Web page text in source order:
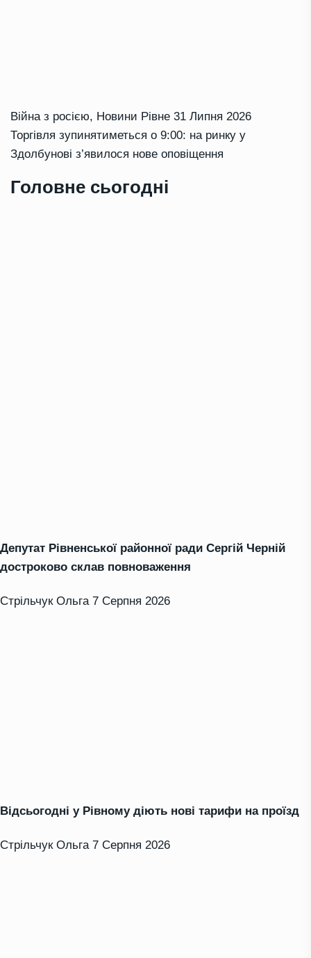
Війна з росією, Новини Рівне 31 Липня 2026
Торгівля зупинятиметься о 9:00: на ринку у
Здолбунові з’явилося нове оповіщення
Головне сьогодні
Депутат Рівненської районної ради Сергій Черній
достроково склав повноваження
Стрільчук Ольга 7 Серпня 2026
Відсьогодні у Рівному діють нові тарифи на проїзд
Стрільчук Ольга 7 Серпня 2026